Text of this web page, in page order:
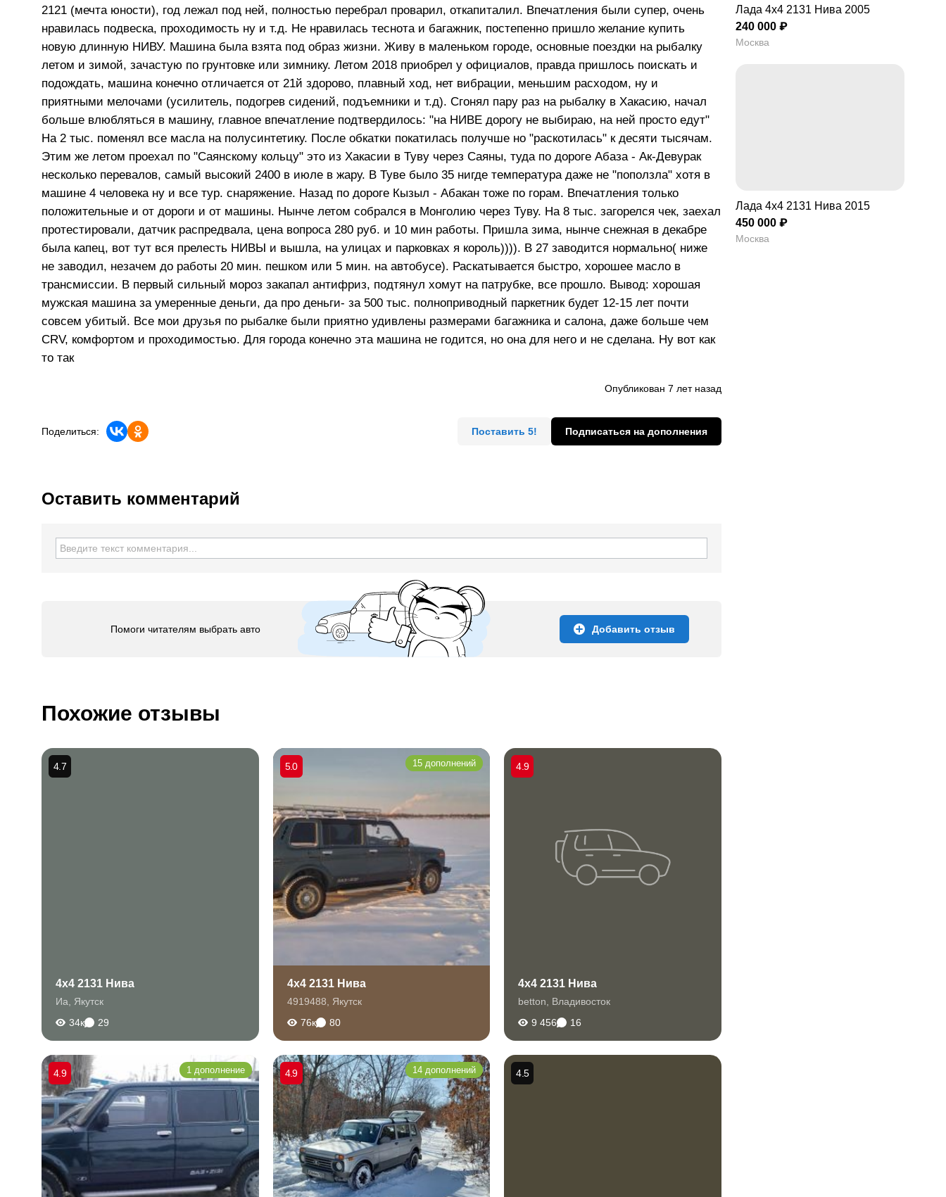
2121 (мечта юности), год лежал под ней, полностью перебрал проварил, откапиталил. Впечатления были супер, очень
нравилась подвеска, проходимость ну и т.д. Не нравилась теснота и багажник, постепенно пришло желание купить
новую длинную НИВУ. Машина была взята под образ жизни. Живу в маленьком городе, основные поездки на рыбалку
летом и зимой, зачастую по грунтовке или зимнику. Летом 2018 приобрел у официалов, правда пришлось поискать и
подождать, машина конечно отличается от 21й здорово, плавный ход, нет вибрации, меньшим расходом, ну и
приятными мелочами (усилитель, подогрев сидений, подъемники и т.д). Сгонял пару раз на рыбалку в Хакасию, начал
больше влюбляться в машину, главное впечатление подтвердилось: "на НИВЕ дорогу не выбираю, на ней просто едут"
На 2 тыс. поменял все масла на полусинтетику. После обкатки покатилась получше но "раскотилась" к десяти тысячам.
Этим же летом проехал по "Саянскому кольцу" это из Хакасии в Туву через Саяны, туда по дороге Абаза - Ак-Девурак
несколько перевалов, самый высокий 2400 в июле в жару. В Туве было 35 нигде температура даже не "поползла" хотя в
машине 4 человека ну и все тур. снаряжение. Назад по дороге Кызыл - Абакан тоже по горам. Впечатления только
положительные и от дороги и от машины. Нынче летом собрался в Монголию через Туву. На 8 тыс. загорелся чек, заехал
протестировали, датчик распредвала, цена вопроса 280 руб. и 10 мин работы. Пришла зима, нынче снежная в декабре
была капец, вот тут вся прелесть НИВЫ и вышла, на улицах и парковках я король)))). В 27 заводится нормально( ниже
не заводил, незачем до работы 20 мин. пешком или 5 мин. на автобусе). Раскатывается быстро, хорошее масло в
трансмиссии. В первый сильный мороз закапал антифриз, подтянул хомут на патрубке, все прошло. Вывод: хорошая
мужская машина за умеренные деньги, да про деньги- за 500 тыс. полноприводный паркетник будет 12-15 лет почти
совсем убитый. Все мои друзья по рыбалке были приятно удивлены размерами багажника и салона, даже больше чем
CRV, комфортом и проходимостью. Для города конечно эта машина не годится, но она для него и не сделана. Ну вот как
то так
Опубликован 7 лет назад
Поделиться: Поставить 5! Подписаться на дополнения
Оставить комментарий
Помоги читателям выбрать авто Добавить отзыв
Похожие отзывы
4x4 2131 Нива
Иа
Якутск
34к
29
4.7
4x4 2131 Нива
4919488
Якутск
76к
80
5.0 15 дополнений
4x4 2131 Нива
betton
Владивосток
9 456
16
4.9
4.9 1 дополнение 4.9 14 дополнений 4.5
Лада 4x4 2131 Нива 2005
240 000 ₽
Москва
Лада 4x4 2131 Нива 2015
450 000 ₽
Москва